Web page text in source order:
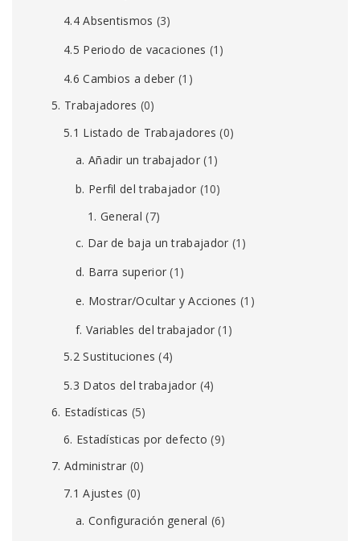
4.4 Absentismos (3)
4.5 Periodo de vacaciones (1)
4.6 Cambios a deber (1)
5. Trabajadores (0)
5.1 Listado de Trabajadores (0)
a. Añadir un trabajador(1)
b. Perfil del trabajador (10)
1. General (7)
c. Dar de baja un trabajador (1)
d. Barra superior (1)
e. Mostrar/Ocultar y Acciones (1)
f. Variables del trabajador (1)
5.2 Sustituciones (4)
5.3 Datos del trabajador (4)
6. Estadísticas (5)
6. Estadísticas por defecto (9)
7. Administrar (0)
7.1 Ajustes (0)
a. Configuración general (6)